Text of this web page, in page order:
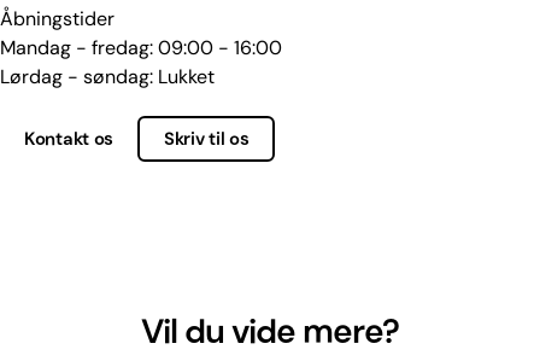
Åbningstider
Mandag - fredag: 09:00 - 16:00
Lørdag - søndag: Lukket
Kontakt os Skriv til os
Vil du vide mere?